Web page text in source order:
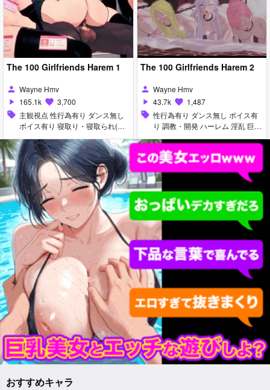
The 100 Girlfriends Harem 1
person Wayne Hmv
play_arrow 165.1k favorite 3,700
sell 主観視点 性行為有り ダンス無し
ボイス有り 寝取り・寝取られ(NT
R) ハーレム 淫乱 アヘ顔 お漏ら
し・潮吹き 手コキ パイズリ
The 100 Girlfriends Harem 2
person Wayne Hmv
play_arrow 43.7k favorite 1,487
sell 性行為有り ダンス無し ボイス有
り 調教・開発 ハーレム 淫乱 巨乳
首輪・鎖・拘束具 バイブ・ロータ
ー ピアス・装飾品 目隠し アヘ顔
お漏らし・潮吹き パイズリ
おすすめキャラ